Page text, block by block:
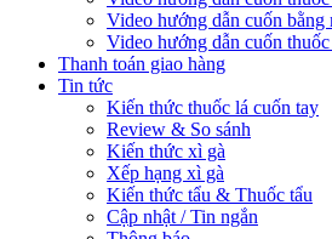
Video hướng dẫn cuốn bằng
Video hướng dẫn cuốn
Thanh toán giao hàng
Tin tức
Kiến thức thuốc lá cuốn tay
Review & So sánh
Kiến thức xì gà
Xếp hạng xì gà
Kiến thức tẩu & Thuốc tẩu
Cập nhật / Tin ngắn